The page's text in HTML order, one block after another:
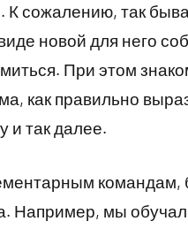
сожалению, так
новой для него
При этом
как правильно
и так далее.
Например, мы